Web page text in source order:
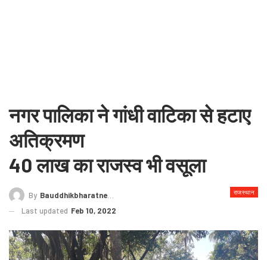
नगर पालिका ने गांधी वाटिका से हटाए
अतिक्रमण
40 लाख का राजस्व भी वसूला
राजस्थान
By Bauddhikbharatnews@gmail.com
Last updated Feb 10, 2022